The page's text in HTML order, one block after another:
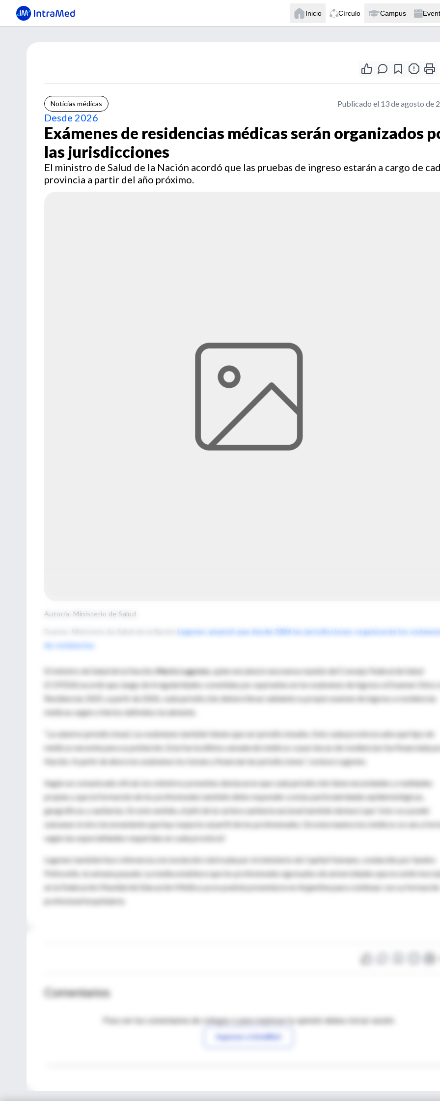
Inicio Círculo Campus
Noticias médicas Publicado el 13 de agosto de
Desde 2026
Exámenes de residencias médicas serán organizados
las jurisdicciones
El ministro de Salud de la Nación acordó que las pruebas de ingreso estarán a cargo de
provincia a partir del año próximo.
Autor/a: Ministerio de Salud
Lugones anunció que desde 2026 las jurisdicciones organizarán los
de residencias
El ministro de Salud de la Nación, Mario Lugones, quien encabezó una nueva reunión del Consejo Federal de Salud
(COFESA) acordó que, luego de irregularidades cometidas por aspirantes en los exámenes de ingreso al Examen Único
Residencias 2025, a partir de 2026, cada jurisdicción deberá llevar adelante su propio examen de ingreso a residencias
médicas según criterios definidos localmente.
“La salud es jurisdiccional. Los exámenes también tienen que ser jurisdiccionales. Solo cada provincia sabe qué tipo de
médicos necesita para su población. Esta fue la última camada de médicos cuyas becas de residencias fue financiada
Nación. A partir de ahora los exámenes los toman y financian las jurisdicciones”, sostuvo Lugones.
Según un comunicado oficial, los ministros presentes destacaron que cada jurisdicción tiene necesidades y realidades
propias y que la formación de los profesionales también debe responder a estas particularidades epidemiológicas,
geográficas y sanitarias. En este sentido, el jefe de la cartera sanitaria nacional también destacó que “esto va a poder
subsanar el otro inconveniente que hay respecto al perfil de los profesionales. De esta manera los médicos se van a
según las especialidades requeridas en cada provincia”.
Lugones también hizo referencia a la resolución rubricada por el ministerio de Capital Humano, conducido por Sandra
Pettovello, la semana pasada. La media establece que los profesionales egresados de universidades que no estén
en la Federación Mundial de Educación Médica ya no podrán presentarse en Argentina para continuar con su formación
profesional hospitalaria.
Comentarios
Para ver los comentarios de colegas o para expresar tu opinión debes iniciar sesión
Ingresar a IntraMed